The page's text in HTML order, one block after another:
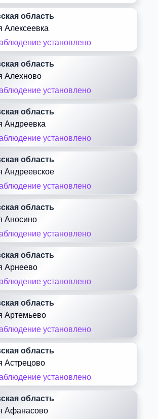
область
Алексеевка
установлено
область
Алехново
установлено
область
Андреевка
установлено
область
Андреевское
установлено
область
Аносино
установлено
область
Арнеево
установлено
область
Артемьево
установлено
область
Астрецово
установлено
область
Афанасово